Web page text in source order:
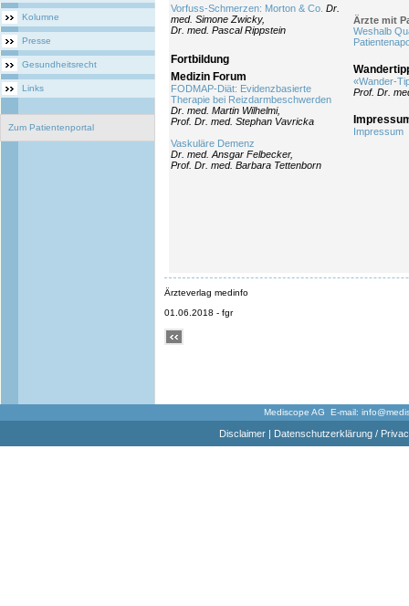
Kolumne
Presse
Gesundheitsrecht
Links
Zum Patientenportal
Vorfuss-Schmerzen: Morton & Co. Dr.
med. Simone Zwicky,
Dr. med. Pascal Rippstein
Fortbildung
Medizin Forum
FODMAP-Diät: Evidenzbasierte
Therapie bei Reizdarmbeschwerden
Dr. med. Martin Wilhelmi,
Prof. Dr. med. Stephan Vavricka
Vaskuläre Demenz
Dr. med. Ansgar Felbecker,
Prof. Dr. med. Barbara Tettenborn
Ärzte mit
Weshalb
«Wander-
Prof. Dr.
Impressum
Ärzteverlag medinfo
01.06.2018 - fgr
Mediscope AG E-mail:
Disclaimer| Datenschutzerklärung /